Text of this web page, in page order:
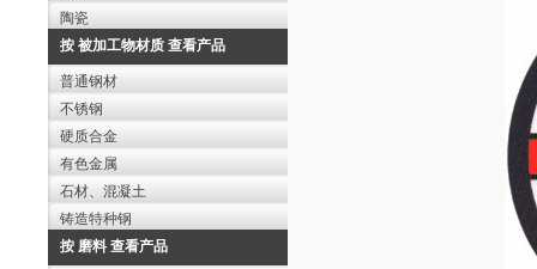
陶瓷
按 被加工物材质 查看产品
普通钢材
不锈钢
硬质合金
有色金属
石材、混凝土
铸造特种钢
按 磨料 查看产品